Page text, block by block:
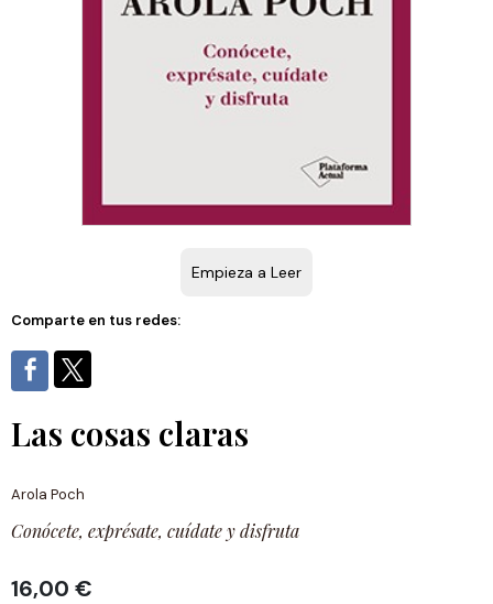
Empieza a Leer
Comparte en tus redes:
Las cosas claras
Arola Poch
Conócete, exprésate, cuídate y disfruta
16,00 €